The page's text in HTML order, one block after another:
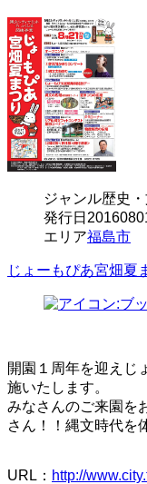
ジャンル歴史
発行日
エリア福島市
じょーもぴあ宮畑夏
開園１周年を迎えじ
施いたします。
みなさんのご来園を
さん！！縄文時代を
URL： http://